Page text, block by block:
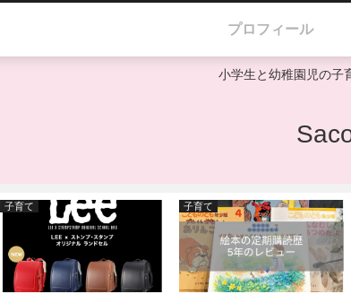
小学生と幼稚園児の子
プロフィール
子育て 子育て